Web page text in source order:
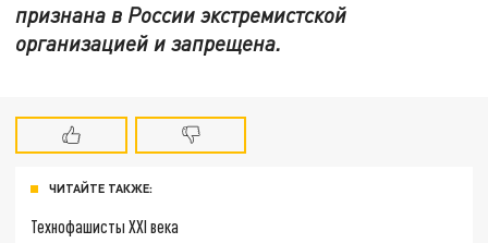
признана в России экстремистской
организацией и запрещена.
ЧИТАЙТЕ ТАКЖЕ:
Технофашисты XXI века